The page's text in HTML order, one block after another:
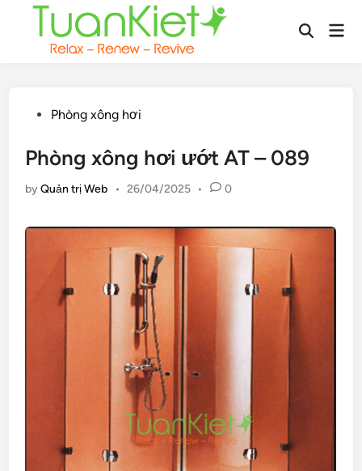
Open
PostedPhòng xông hơi
Phòng xông hơi ướt AT – 089
byQuản trị Web • 26/04/2025 • 0